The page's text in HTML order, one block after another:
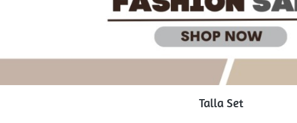
Talla Set